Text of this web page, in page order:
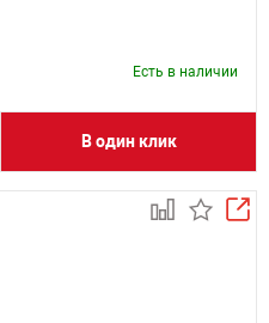
Есть в наличии
В один клик